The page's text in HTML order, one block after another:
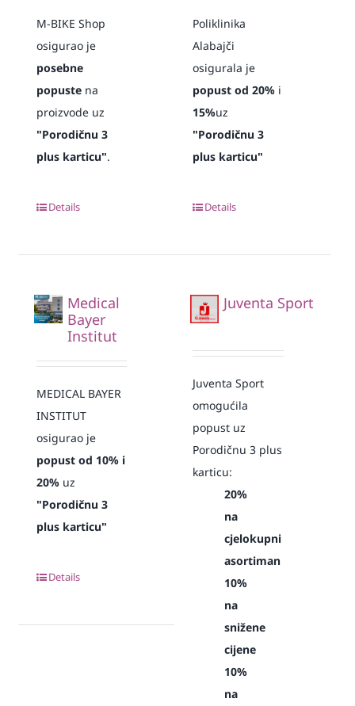
M-BIKE Shop
osigurao je
posebne
popustena
proizvode uz
"Porodičnu 3
plus karticu".
Details
Poliklinika
Alabajči
osigurala je
popust od 20% i
15%uz
"Porodičnu 3
plus karticu"
Details
Medical
Bayer
Institut
MEDICAL BAYER
INSTITUT
osigurao je
popust od 10% i
20%uz
"Porodičnu 3
plus karticu"
Details
Juventa Sport
Juventa Sport
omogućila
popust uz
Porodičnu 3 plus
karticu:
20%
na
cjelokupni
asortiman
10%
na
snižene
cijene
10%
na